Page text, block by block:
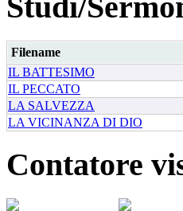
Filename
IL BATTESIMO
IL PECCATO
LA SALVEZZA
LA VICINANZA DI DIO
Contatore